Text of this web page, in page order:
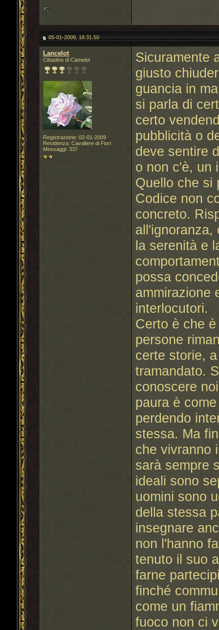
05-01-2009, 18.31.50
Lancelot
Cittadino di Camelot
Registrazione: 02-01-2009
Residenza: Cavaliere di Fiori
Messaggi: 337
Sicuramente
giusto
guancia in
si parla di
certo
pubblicità o
deve sentire
o non c'è, un
Quello che si
Codice non
concreto.
all'ignoranza,
la serenità e
possa
ammirazione
interlocutori.
Certo è che
persone
certe storie,
tramandato.
conoscere
paura è
perdendo
stessa. Ma
che vivranno
sarà sempre
ideali sono
uomini sono
della stessa
insegnare
non l'hanno
tenuto il suo
farne
finché
come un
fuoco non ci